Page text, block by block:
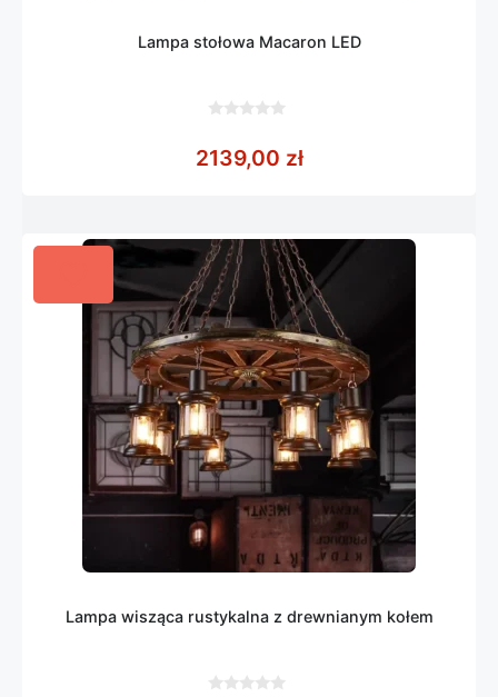
Lampa stołowa Macaron LED
5
2139,00 zł
Lampa wisząca rustykalna z drewnianym kołem